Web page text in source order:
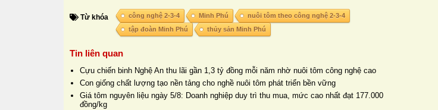
Từ khóa công nghệ 2-3-4 Minh Phú
nuôi tôm theo công nghệ 2-3-4
tập đoàn Minh Phú
thủy sản Minh Phú
Tin liên quan
Cựu chiến binh Nghệ An thu lãi gần 1,3 tỷ đồng mỗi năm nhờ nuôi tôm công nghệ cao
Con giống chất lượng tạo nền tảng cho nghề nuôi tôm phát triển bền vững
Giá tôm nguyên liệu ngày 5/8: Doanh nghiệp duy trì thu mua, mức cao nhất đạt 177.000
đồng/kg